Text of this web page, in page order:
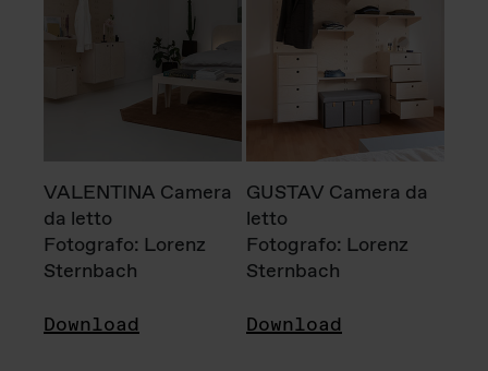
VALENTINA Camera
da letto
Fotografo: Lorenz
Sternbach
Download
GUSTAV Camera da
letto
Fotografo: Lorenz
Sternbach
Download